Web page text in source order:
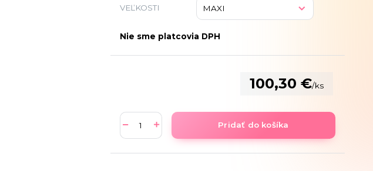
VEĽKOSTI
Nie sme platcovia DPH
100,30 €/ks
Pridať do košíka